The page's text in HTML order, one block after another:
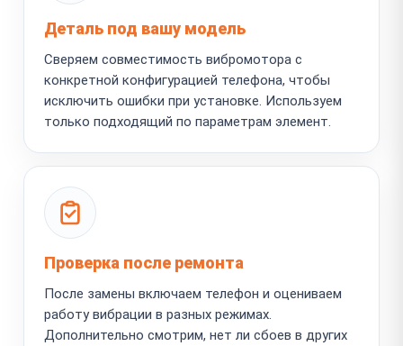
Деталь под вашу модель
Сверяем совместимость вибромотора с
конкретной конфигурацией телефона, чтобы
исключить ошибки при установке. Используем
только подходящий по параметрам элемент.
Проверка после ремонта
После замены включаем телефон и оцениваем
работу вибрации в разных режимах.
Дополнительно смотрим, нет ли сбоев в других